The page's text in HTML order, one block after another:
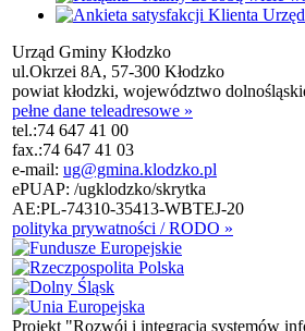
Urząd Gminy Kłodzko
ul.Okrzei 8A, 57-300 Kłodzko
powiat kłodzki, województwo
pełne dane teleadresowe »
tel.:74 647 41 00
fax.:74 647 41 03
e-mail: ug@gmina.klodzko.pl
ePUAP: /ugklodzko/skrytka
AE:PL-74310-35413-WBTEJ-20
polityka prywatności / RODO »
Projekt "Rozwój i integracja systemów